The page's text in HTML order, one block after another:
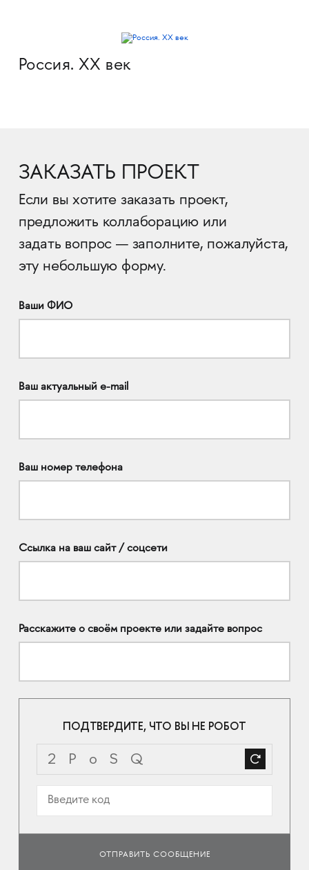
Россия. XX век
ЗАКАЗАТЬ ПРОЕКТ
Если вы хотите заказать проект,
предложить коллаборацию или
задать вопрос — заполните, пожалуйста,
эту небольшую форму.
Ваши ФИО
Ваш актуальный e-mail
Ваш номер телефона
Ссылка на ваш сайт / соцсети
Расскажите о своём проекте или задайте вопрос
ПОДТВЕРДИТЕ, ЧТО ВЫ НЕ РОБОТ